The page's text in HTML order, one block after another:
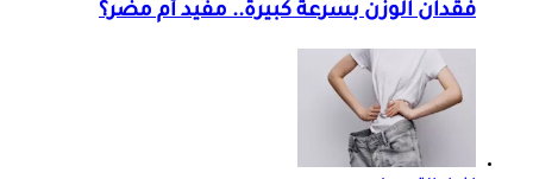
فقدان الوزن بسرعة كبيرة.. مفيد أم مضر؟